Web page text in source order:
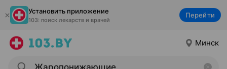
Установить приложение
103: поиск лекарств и врачей
Перейти
Минск